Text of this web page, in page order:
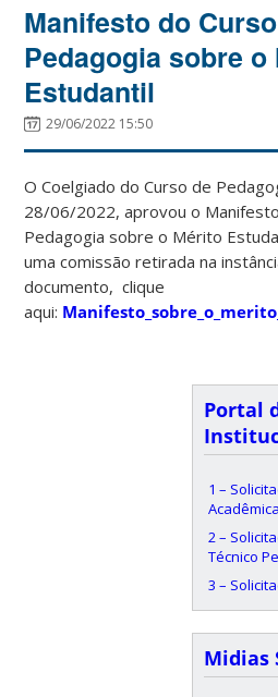
Manifesto do
Pedagogia sobre o
Estudantil
29/06/2022 15:50
O Coelgiado do Curso de
28/06/2022, aprovou o
Pedagogia sobre o Mérito
uma comissão retirada na
documento, clique
aqui:
Portal
1 –
2 –
Técnico
3 –
Midias